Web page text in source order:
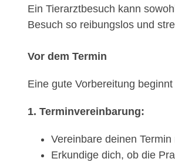
Ein Tierarztbesuch kann
Besuch so reibungslos und
Vor dem Termin
Eine gute Vorbereitung
1. Terminvereinbarung:
Vereinbare deinen
Erkundige dich, ob die